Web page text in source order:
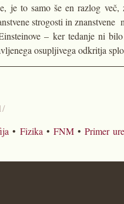
to samo še en razlog
strogosti in
– ker tedanje ni
osupljivega odkritja
• Fizika • FNM• Primer ure